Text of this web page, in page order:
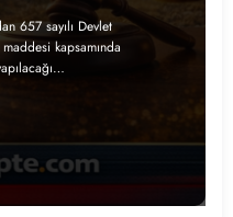
657 sayılı Devlet
kapsamında